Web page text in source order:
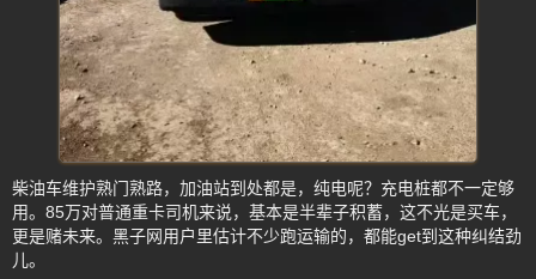
柴油车维护熟门熟路，加油站到处都是，纯电呢？充电桩都不一定够
用。85万对普通重卡司机来说，基本是半辈子积蓄，这不光是买车，
更是赌未来。黑子网用户里估计不少跑运输的，都能get到这种纠结劲
儿。